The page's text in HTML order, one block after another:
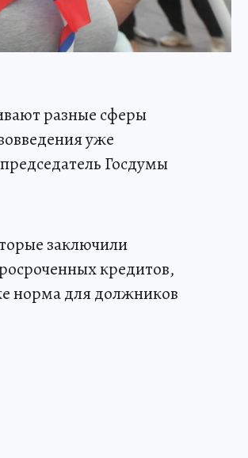
разные сферы
уже
Госдумы
заключили
кредитов,
норма для должников